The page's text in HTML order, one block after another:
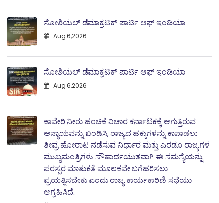
ಸೋಶಿಯಲ್ ಡೆಮಾಕ್ರಟಿಕ್ ಪಾರ್ಟಿ ಆಫ್ ಇಂಡಿಯಾ
Aug 6,2026
ಸೋಶಿಯಲ್ ಡೆಮಾಕ್ರಟಿಕ್ ಪಾರ್ಟಿ ಆಫ್ ಇಂಡಿಯಾ
Aug 6,2026
ಕಾವೇರಿ ನೀರು ಹಂಚಿಕೆ ವಿಚಾರ ಕರ್ನಾಟಕಕ್ಕೆ ಆಗುತ್ತಿರುವ
ಅನ್ಯಾಯವನ್ನು ಖಂಡಿಸಿ, ರಾಜ್ಯದ ಹಕ್ಕುಗಳನ್ನು ಕಾಪಾಡಲು
ತೀವ್ರ ಹೋರಾಟ ನಡೆಸುವ ನಿರ್ಧಾರ ಮತ್ತು ಎರಡೂ ರಾಜ್ಯಗಳ
ಮುಖ್ಯಮಂತ್ರಿಗಳು ಸೌಹಾರ್ದಯುತವಾಗಿ ಈ ಸಮಸ್ಯೆಯನ್ನು
ಪರಸ್ಪರ ಮಾತುಕತೆ ಮೂಲಕವೇ ಬಗೆಹರಿಸಲು
ಪ್ರಯತ್ನಿಸಬೇಕು ಎಂದು ರಾಜ್ಯ ಕಾರ್ಯಕಾರಿಣಿ ಸಭೆಯು
ಆಗ್ರಹಿಸಿದೆ.